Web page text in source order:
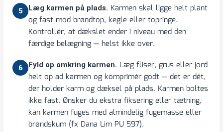
5 Læg karmen på plads. Karmen skal ligge helt plant
og fast mod brøndtop, kegle eller topringe.
Kontrollér, at dækslet ender i niveau med den
færdige belægning — helst ikke over.
6 Fyld op omkring karmen. Læg fliser, grus eller jord
helt op ad karmen og komprimér godt — det er dét,
der holder karm og dæksel på plads. Karmen boltes
ikke fast. Ønsker du ekstra fiksering eller tætning,
kan karmen fuges med almindelig fugemasse eller
brøndskum (fx Dana Lim PU 597).